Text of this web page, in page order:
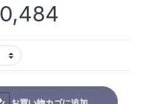
レーザーポインター quantity